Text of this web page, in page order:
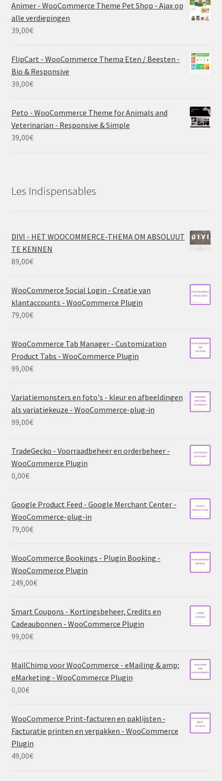
Animer - WooCommerce Theme Pet Shop - Ajax op
alle verdiepingen
39,00€
FlipCart - WooCommerce Thema Eten / Beesten -
Bio & Responsive
39,00€
Peto - WooCommerce Theme for Animals and
Veterinarian - Responsive & Simple
39,00€
Les Indispensables
DIVI - HET WOOCOMMERCE-THEMA OM ABSOLUUT
TE KENNEN
89,00€
WooCommerce Social Login - Creatie van
klantaccounts - WooCommerce Plugin
79,00€
WooCommerce Tab Manager - Customization
Product Tabs - WooCommerce Plugin
99,00€
Variatiemonsters en foto's - kleur en afbeeldingen
als variatiekeuze - WooCommerce-plug-in
99,00€
TradeGecko - Voorraadbeheer en orderbeheer -
WooCommerce Plugin
0,00€
Google Product Feed - Google Merchant Center -
WooCommerce-plug-in
79,00€
WooCommerce Bookings - Plugin Booking -
WooCommerce Plugin
249,00€
Smart Coupons - Kortingsbeheer, Credits en
Cadeaubonnen - WooCommerce Plugin
99,00€
MailChimp voor WooCommerce - eMailing & amp;
eMarketing - WooCommerce Plugin
0,00€
WooCommerce Print-facturen en paklijsten -
Facturatie printen en verpakken - WooCommerce
Plugin
49,00€